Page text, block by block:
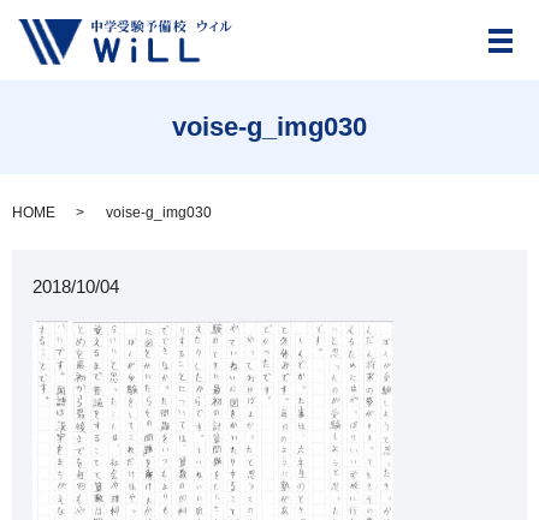
メ
voise-g_img030
HOME voise-g_img030
2018/10/04